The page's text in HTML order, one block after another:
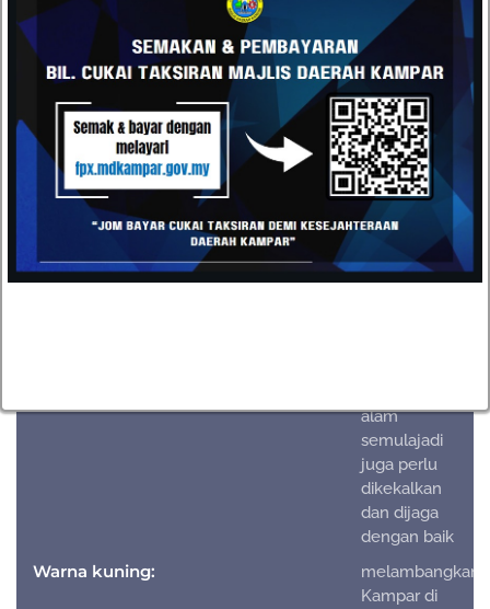
Bentuk bulat:
melambangkan
pentadbiran
MDKpr yang
mementingkan
kaum dan
persekitaran
semula jadi
dalam
membangunkan
kawasan
Kampar
alam
semulajadi
juga perlu
dikekalkan
dan dijaga
dengan baik
Warna kuning:
melambangkan
Kampar di